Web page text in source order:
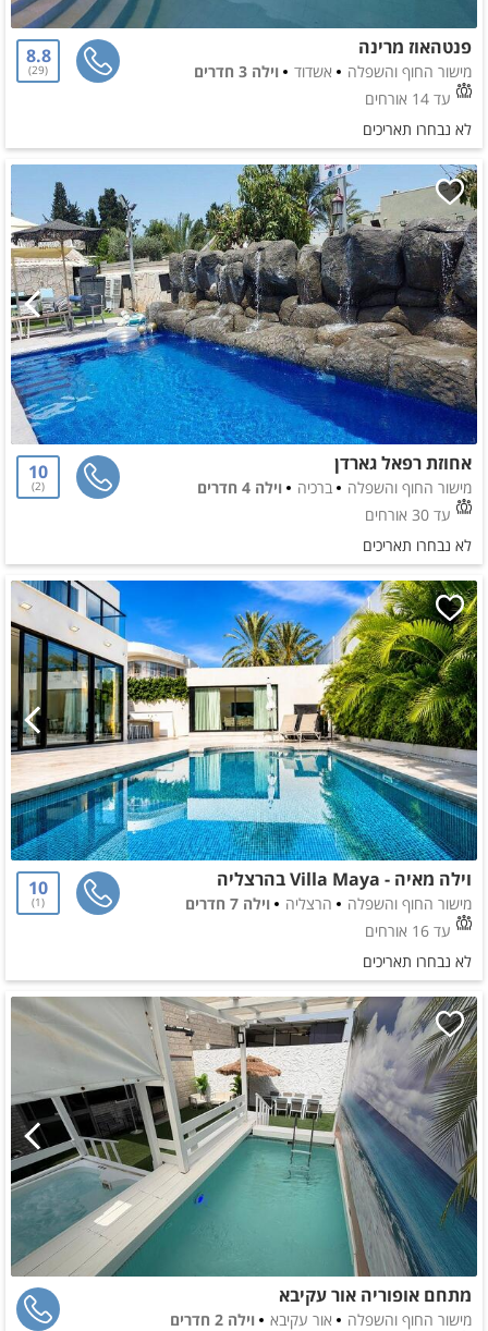
פנטהאוז מרינה
מישור החוף והשפלה אשדוד
וילה 3 חדרים
עד 14 אורחים
8.8
29
לא נבחרו תאריכים
אחוזת רפאל גארדן
מישור החוף והשפלה ברכיה
וילה 4 חדרים
עד 30 אורחים
10
2
לא נבחרו תאריכים
וילה מאיה - Villa Maya בהרצליה
מישור החוף והשפלה הרצליה
וילה 7 חדרים
עד 16 אורחים
10
1
לא נבחרו תאריכים
מתחם אופוריה אור עקיבא
מישור החוף והשפלה אור עקיבא
וילה 2 חדרים